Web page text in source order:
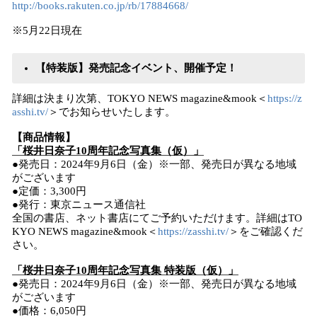
http://books.rakuten.co.jp/rb/17884668/
※5月22日現在
【特装版】発売記念イベント、開催予定！
詳細は決まり次第、TOKYO NEWS magazine&mook＜https://z
asshi.tv/＞でお知らせいたします。
【商品情報】
「桜井日奈子10周年記念写真集（仮）」
●発売日：2024年9月6日（金）※一部、発売日が異なる地域
がございます
●定価：3,300円
●発行：東京ニュース通信社
全国の書店、ネット書店にてご予約いただけます。詳細はTO
KYO NEWS magazine&mook＜https://zasshi.tv/＞をご確認くだ
さい。
「桜井日奈子10周年記念写真集 特装版（仮）」
●発売日：2024年9月6日（金）※一部、発売日が異なる地域
がございます
●価格：6,050円